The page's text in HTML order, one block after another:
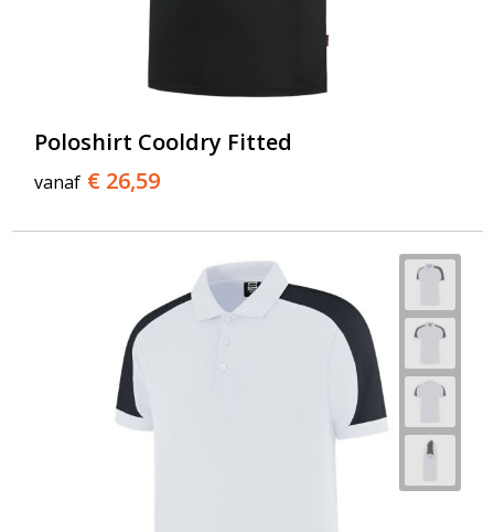
Poloshirt Cooldry Fitted
vanaf € 26,59